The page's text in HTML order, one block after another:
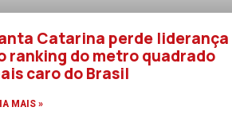
Catarina perde liderança
ranking do metro quadrado
caro do Brasil
MAIS »